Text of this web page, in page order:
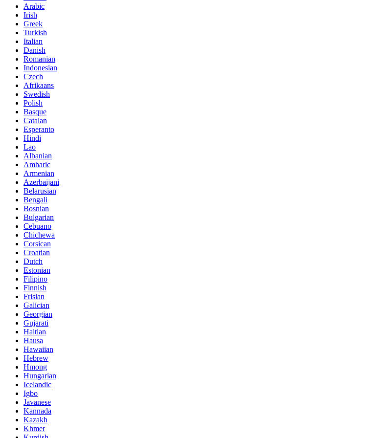
Arabic
Irish
Greek
Turkish
Italian
Danish
Romanian
Indonesian
Czech
Afrikaans
Swedish
Polish
Basque
Catalan
Esperanto
Hindi
Lao
Albanian
Amharic
Armenian
Azerbaijani
Belarusian
Bengali
Bosnian
Bulgarian
Cebuano
Chichewa
Corsican
Croatian
Dutch
Estonian
Filipino
Finnish
Frisian
Galician
Georgian
Gujarati
Haitian
Hausa
Hawaiian
Hebrew
Hmong
Hungarian
Icelandic
Igbo
Javanese
Kannada
Kazakh
Khmer